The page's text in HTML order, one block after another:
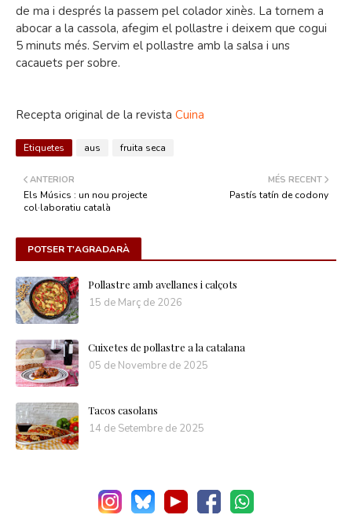
de ma i després la passem pel colador xinès. La tornem a
abocar a la cassola, afegim el pollastre i deixem que cogui
5 minuts més. Servim el pollastre amb la salsa i uns
cacauets per sobre.
Recepta original de la revista Cuina
Etiquetes aus fruita seca
MÉS RECENT
Pastís tatín de codony
ANTERIOR
Els Músics : un nou projecte
col·laboratiu català
POTSER T'AGRADARÀ
Pollastre amb avellanes i calçots
15 de Març de 2026
Cuixetes de pollastre a la catalana
05 de Novembre de 2025
Tacos casolans
14 de Setembre de 2025